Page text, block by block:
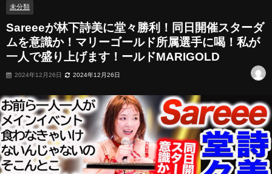
未分類
Sareeeが林下詩美に堂々勝利！同日開催スターダ
ムを意識か！マリーゴールド所属選手に喝！私が
一人で盛り上げます！ールドMARIGOLD
2024年12月26日 2024年12月26日